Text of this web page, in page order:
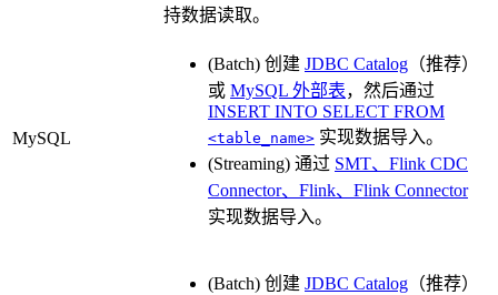
持数据读取。
MySQL
(Batch) 创建 JDBC Catalog （推荐）
或 MySQL 外部表，然后通过
INSERT INTO SELECT FROM
<table_name> 实现数据导入。
(Streaming) 通过 SMT、Flink CDC
Connector、Flink、Flink Connector
实现数据导入。
(Batch) 创建 JDBC Catalog （推荐）